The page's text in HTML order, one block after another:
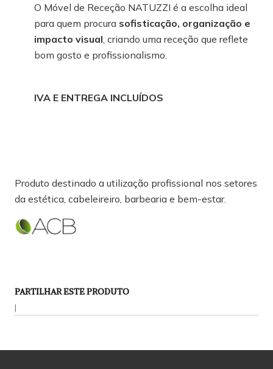
O Móvel de Receção NATUZZI é a escolha ideal
para quem procura sofisticação, organização e
impacto visual , criando uma receção que reflete
bom gosto e profissionalismo.
IVA E ENTREGA INCLUÍDOS
Produto destinado a utilização profissional nos setores
da estética, cabeleireiro, barbearia e bem-estar.
PARTILHAR ESTE PRODUTO
|